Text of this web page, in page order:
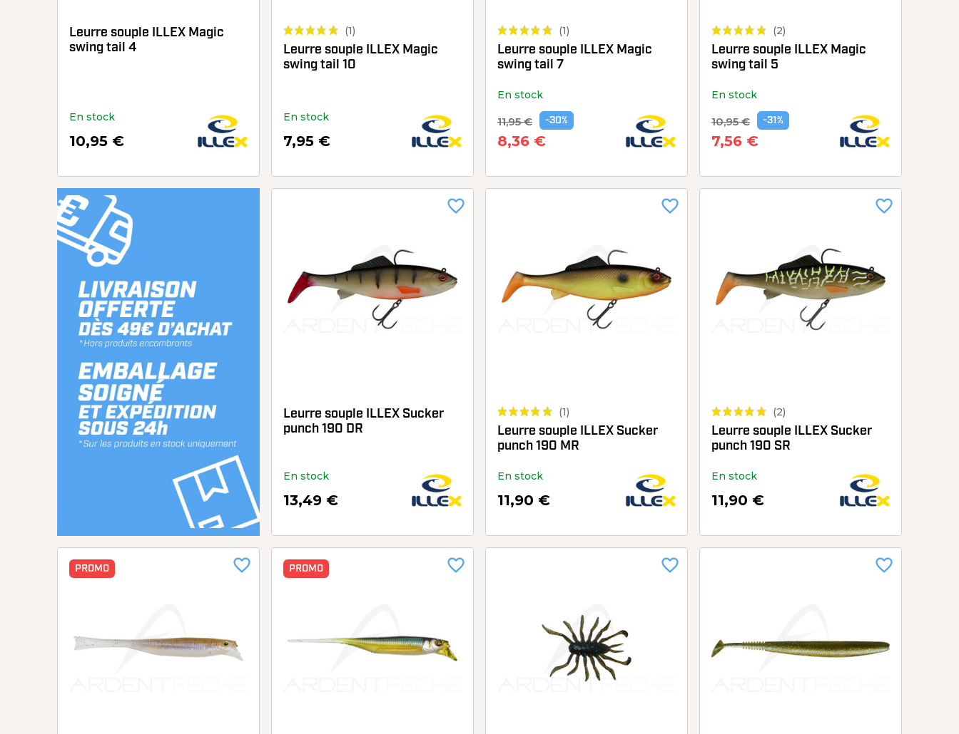
Leurre souple ILLEX Magic
swing tail 4
En stock
10,95 €
(1)
Leurre souple ILLEX Magic
swing tail 10
En stock
7,95 €
(1)
Leurre souple ILLEX Magic
swing tail 7
En stock
11,95 € -30%
8,36 €
(2)
Leurre souple ILLEX Magic
swing tail 5
En stock
10,95 € -31%
7,56 €
Leurre souple ILLEX Sucker
punch 190 DR
En stock
13,49 €
favorite_border
(1)
Leurre souple ILLEX Sucker
punch 190 MR
En stock
11,90 €
favorite_border
(2)
Leurre souple ILLEX Sucker
punch 190 SR
En stock
11,90 €
favorite_border
PROMO favorite_border PROMO favorite_border favorite_border favorite_border